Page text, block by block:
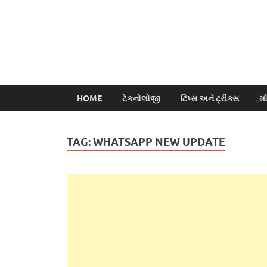
HOME ટેકનોલોજી ટિપ્સ અને ટ્રીક્સ
TAG:WHATSAPP NEW UPDATE